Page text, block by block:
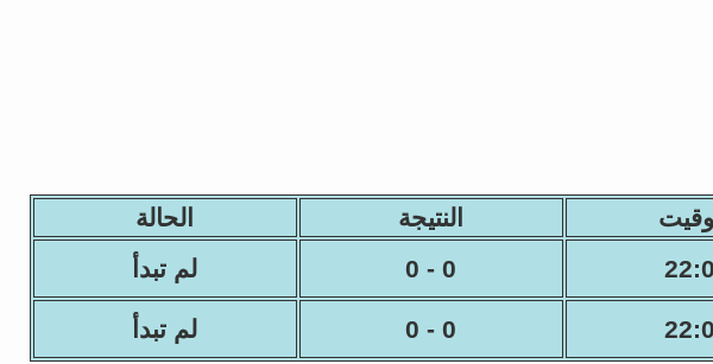
النتيجة الحالة
0 - 0 لم تبدأ
0 - 0 لم تبدأ